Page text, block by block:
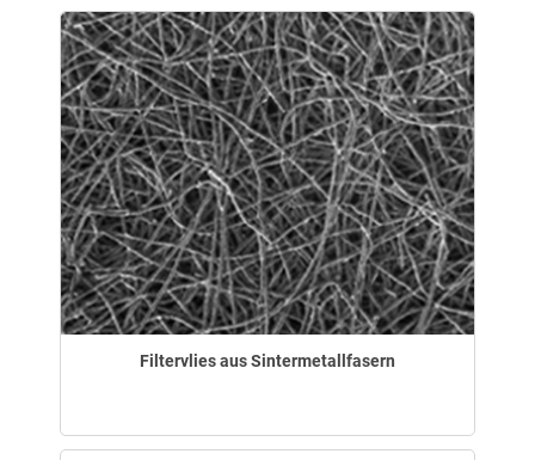
Filtervlies aus Sintermetallfasern